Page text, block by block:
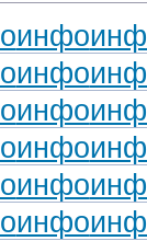
инфо
инфо
инфо
инфо
инфо
инфо